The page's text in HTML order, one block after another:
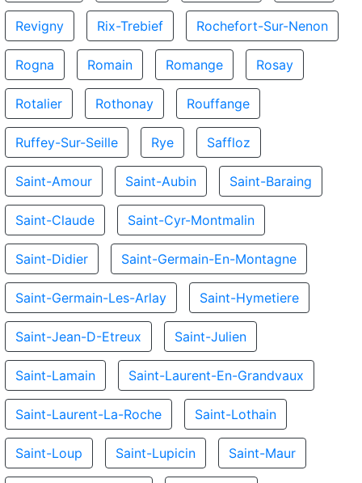
Revigny Rix-Trebief Rochefort-Sur-Nenon
Rogna Romain Romange Rosay
Rotalier Rothonay Rouffange
Ruffey-Sur-Seille Rye Saffloz
Saint-Amour Saint-Aubin Saint-Baraing
Saint-Claude Saint-Cyr-Montmalin
Saint-Didier Saint-Germain-En-Montagne
Saint-Germain-Les-Arlay Saint-Hymetiere
Saint-Jean-D-Etreux Saint-Julien
Saint-Lamain Saint-Laurent-En-Grandvaux
Saint-Laurent-La-Roche Saint-Lothain
Saint-Loup Saint-Lupicin Saint-Maur